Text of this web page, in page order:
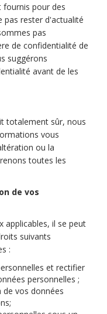
fournis pour des
pas rester d'actualité
pas
de confidentialité de
suggérons
avant de les
totalement sûr, nous
vous
ou la
toutes les
de vos
applicables, il se peut
suivants
:
et rectifier
personnelles ;
de vos données